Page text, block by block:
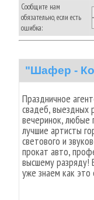
Сообщите нам
обязательно, если есть
ошибка:
"Шафер -
Праздничное
свадеб, выездных
вечеринок, любые
лучшие артисты
светового и
прокат авто,
высшему разряду!
уже знаем как